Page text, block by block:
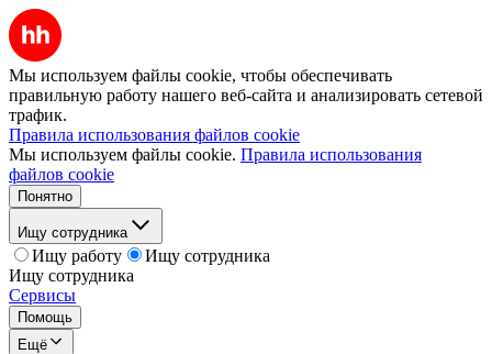
Мы используем файлы cookie, чтобы обеспечивать
правильную работу нашего веб-сайта и анализировать сетевой
трафик.
Правила использования файлов cookie
Мы используем файлы cookie. Правила использования
файлов cookie
Понятно
Ищу сотрудника
Ищу работу
Ищу сотрудника
Ищу сотрудника
Сервисы
Помощь
Ещё